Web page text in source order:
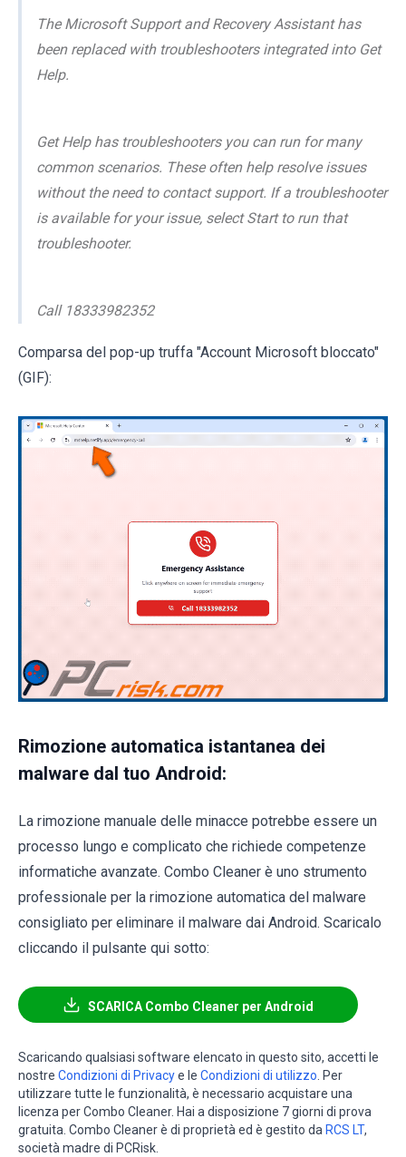
The Microsoft Support and Recovery Assistant has
been replaced with troubleshooters integrated into Get
Help.
Get Help has troubleshooters you can run for many
common scenarios. These often help resolve issues
without the need to contact support. If a troubleshooter
is available for your issue, select Start to run that
troubleshooter.
Call 18333982352
Comparsa del pop-up truffa "Account Microsoft bloccato"
(GIF):
Rimozione automatica istantanea dei
malware dal tuo Android:
La rimozione manuale delle minacce potrebbe essere un
processo lungo e complicato che richiede competenze
informatiche avanzate. Combo Cleaner è uno strumento
professionale per la rimozione automatica del malware
consigliato per eliminare il malware dai Android. Scaricalo
cliccando il pulsante qui sotto:
SCARICA Combo Cleaner per Android
Scaricando qualsiasi software elencato in questo sito, accetti le
nostre Condizioni di Privacye le Condizioni di utilizzo . Per
utilizzare tutte le funzionalità, è necessario acquistare una
licenza per Combo Cleaner. Hai a disposizione 7 giorni di prova
gratuita. Combo Cleaner è di proprietà ed è gestito da RCS LT,
società madre di PCRisk.